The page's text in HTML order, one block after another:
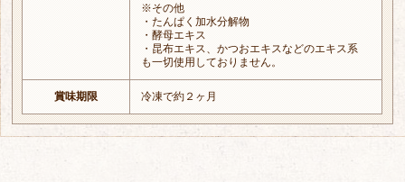
※その他
・たんぱく加水分解物
・酵母エキス
・昆布エキス、かつおエキスなどのエキス系
も一切使用しておりません。
賞味期限 冷凍で約２ヶ月